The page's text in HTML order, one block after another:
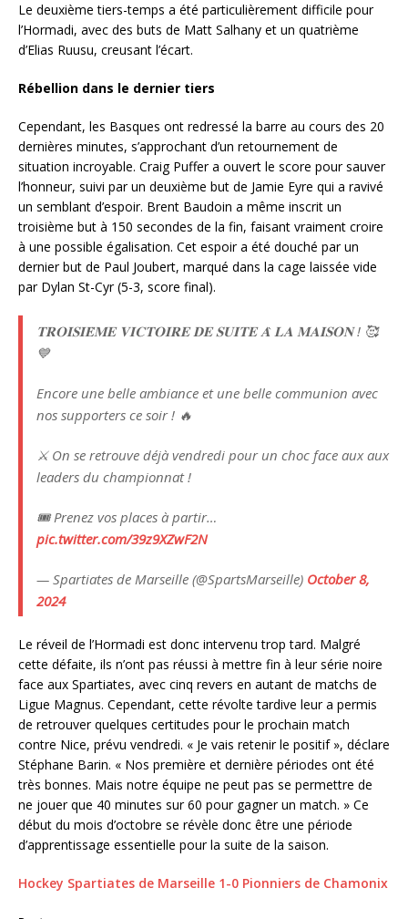
Le deuxième tiers-temps a été particulièrement difficile pour
l’Hormadi, avec des buts de Matt Salhany et un quatrième
d’Elias Ruusu, creusant l’écart.
Rébellion dans le dernier tiers
Cependant, les Basques ont redressé la barre au cours des 20
dernières minutes, s’approchant d’un retournement de
situation incroyable. Craig Puffer a ouvert le score pour sauver
l’honneur, suivi par un deuxième but de Jamie Eyre qui a ravivé
un semblant d’espoir. Brent Baudoin a même inscrit un
troisième but à 150 secondes de la fin, faisant vraiment croire
à une possible égalisation. Cet espoir a été douché par un
dernier but de Paul Joubert, marqué dans la cage laissée vide
par Dylan St-Cyr (5-3, score final).
𝐓𝐑𝐎𝐈𝐒𝐈𝐄̀𝐌𝐄 𝐕𝐈𝐂𝐓𝐎𝐈𝐑𝐄 𝐃𝐄 𝐒𝐔𝐈𝐓𝐄 𝐀̀ 𝐋𝐀 𝐌𝐀𝐈𝐒𝐎𝐍 ! 🥰
💙
Encore une belle ambiance et une belle communion avec
nos supporters ce soir ! 🔥
⚔️ On se retrouve déjà vendredi pour un choc face aux aux
leaders du championnat !
🎟️ Prenez vos places à partir…
pic.twitter.com/39z9XZwF2N
— Spartiates de Marseille (@SpartsMarseille) October 8,
2024
Le réveil de l’Hormadi est donc intervenu trop tard. Malgré
cette défaite, ils n’ont pas réussi à mettre fin à leur série noire
face aux Spartiates, avec cinq revers en autant de matchs de
Ligue Magnus. Cependant, cette révolte tardive leur a permis
de retrouver quelques certitudes pour le prochain match
contre Nice, prévu vendredi. « Je vais retenir le positif », déclare
Stéphane Barin. « Nos première et dernière périodes ont été
très bonnes. Mais notre équipe ne peut pas se permettre de
ne jouer que 40 minutes sur 60 pour gagner un match. » Ce
début du mois d’octobre se révèle donc être une période
d’apprentissage essentielle pour la suite de la saison.
Hockey Spartiates de Marseille 1-0 Pionniers de Chamonix